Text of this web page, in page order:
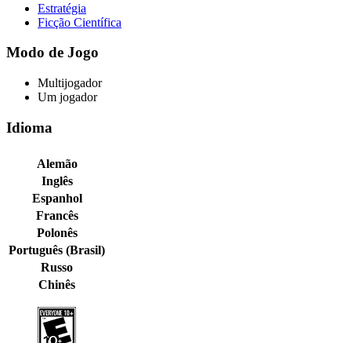
Estratégia
Ficção Científica
Modo de Jogo
Multijogador
Um jogador
Idioma
Alemão
Inglês
Espanhol
Francês
Polonês
Português (Brasil)
Russo
Chinês